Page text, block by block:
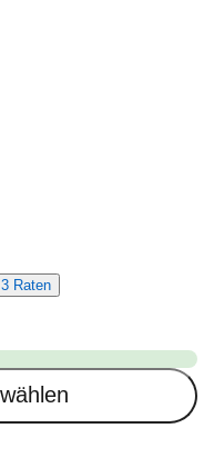
Raten